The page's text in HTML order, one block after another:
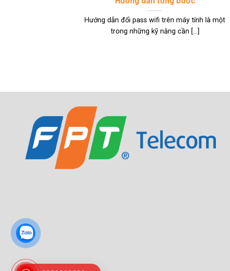
Hướng dẫn đổi pass wifi trên máy tính là một
trong những kỹ năng cần [...]